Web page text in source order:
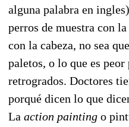
alguna palabra en
perros de muestra con
con la cabeza, no sea
paletos, o lo que es peor
retrogrados. Doctores
porqué dicen lo que
La action painting o